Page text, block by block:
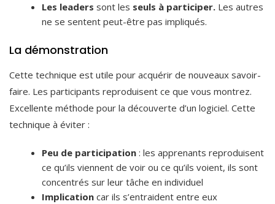
Les leaderssont les seuls à participer. Les autres
ne se sentent peut-être pas impliqués.
La démonstration
Cette technique est utile pour acquérir de nouveaux savoir-
faire. Les participants reproduisent ce que vous montrez.
Excellente méthode pour la découverte d’un logiciel. Cette
technique à éviter :
Peu de participation: les apprenants reproduisent
ce qu’ils viennent de voir ou ce qu’ils voient, ils sont
concentrés sur leur tâche en individuel
Implicationcar ils s’entraident entre eux